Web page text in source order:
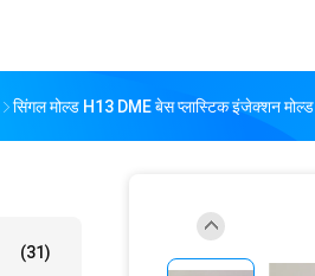
सिंगल मोल्ड H13 DME बेस प्लास्टिक इंजेक्शन मोल्ड
(31)